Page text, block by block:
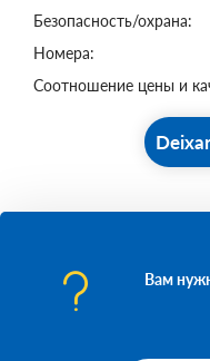
Безопасность/охрана:
Номера:
Соотношение цены и
Вам